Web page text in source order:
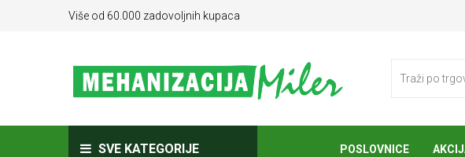
Više od 60.000 zadovoljnih kupaca
SVE KATEGORIJE POSLOVNICE